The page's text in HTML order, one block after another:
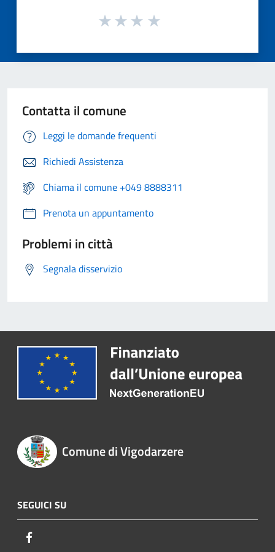
Contatta il comune
Leggi le domande frequenti
Richiedi Assistenza
Chiama il comune +049 8888311
Prenota un appuntamento
Problemi in città
Segnala disservizio
Comune di Vigodarzere
SEGUICI SU